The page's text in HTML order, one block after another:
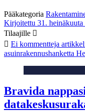
Pääkategoria
Kirjoitettu 31. heinäkuuta
Tilaajille
Ei kommentteja
asuinrakennushanketta
Bravida